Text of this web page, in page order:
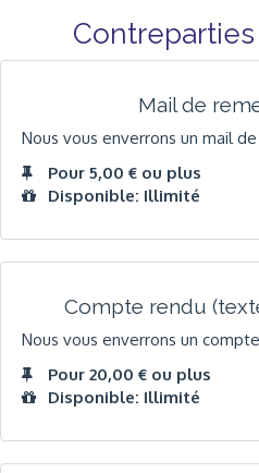
Mail de
Nous vous enverrons un mail
Pour 5,00 € ou plus
Disponible: Illimité
Compte rendu
Nous vous enverrons un
Pour 20,00 € ou plus
Disponible: Illimité